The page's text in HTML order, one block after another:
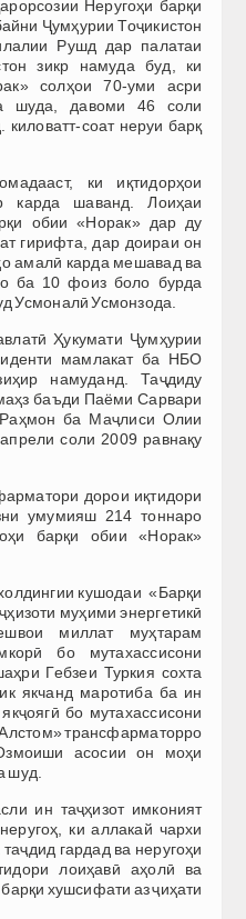
Неругоҳи барқи
Ҷумҳурии Тоҷикистон
Рушд дар палатаи
зикр намуда буд, ки
солҳои 70-уми асри
шуда, давоми 46 соли
соат неруи барқ
ки иқтидорҳои
карда шаванд. Лоиҳаи
обии «Норак» дар ду
гирифта, дар доираи он
амалӣ карда мешавад ва
ба 10 фоиз боло бурда
Усмоналӣ Усмонзода.
Ҳукумати Ҷумҳурии
мамлакат ба НБО
намуданд. Таҷдиду
баъди Паёми Сарвари
ба Маҷлиси Олии
соли 2009 равнақу
дорои иқтидори
умумияш 214 тоннаро
барқи обии «Норак»
кушодаи «Барқи
муҳими энергетикӣ
миллат муҳтарам
бо мутахассисони
Гебзеи Туркия сохта
якчанд маротиба ба ин
бо мутахассисони
трансфарматорро
асосии он моҳи
шуд.
ин таҷҳизот имконият
ки аллакай чархи
гардад ва неругоҳи
лоиҳавӣ аҳолӣ ва
хушсифати аз ҷиҳати